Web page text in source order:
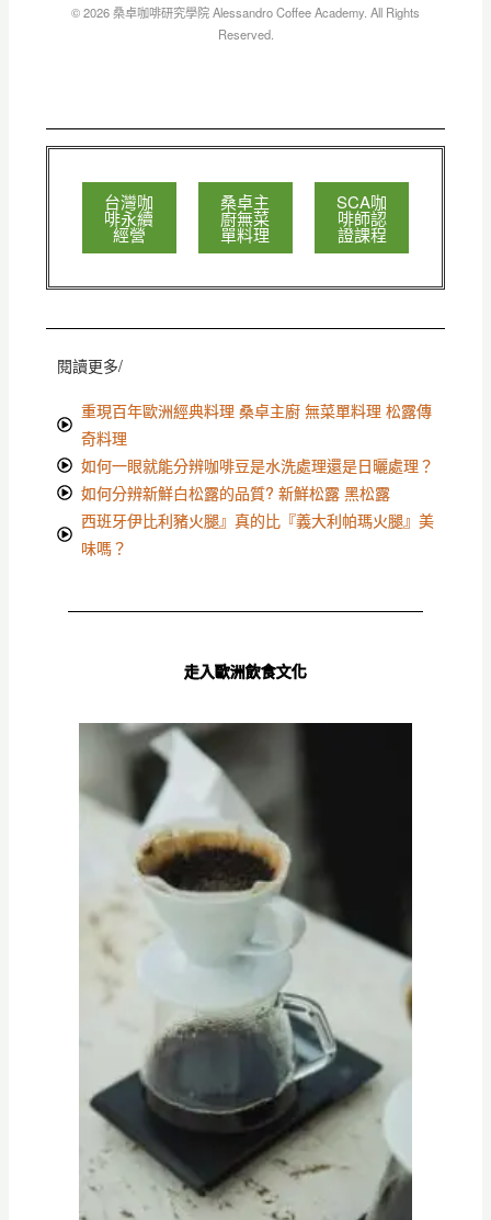
© 2026 桑卓咖啡研究學院 Alessandro Coffee Academy. All Rights
Reserved.
台灣咖
啡永續
經營
桑卓主
廚無菜
單料理
SCA咖
啡師認
證課程
閱讀更多/
重現百年歐洲經典料理 桑卓主廚 無菜單料理 松露傳
奇料理
如何一眼就能分辨咖啡豆是水洗處理還是日曬處理？
如何分辨新鮮白松露的品質? 新鮮松露 黑松露
西班牙伊比利豬火腿』真的比『義大利帕瑪火腿』美
味嗎？
走入歐洲飲食文化